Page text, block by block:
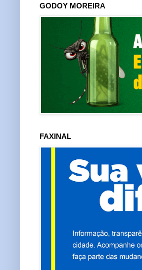
GODOY MOREIRA
FAXINAL